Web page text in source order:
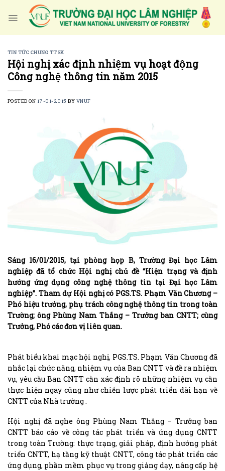
TIN TỨC CHUNG TTSK
Hội nghị xác định nhiệm vụ hoạt động
Công nghệ thông tin năm 2015
POSTED ON 17-01-2015 BY VNUF
Sáng 16/01/2015, tại phòng họp B, Trường Đại học Lâm
nghiệp đã tổ chức Hội nghị chủ đề “Hiện trạng và định
hướng ứng dụng công nghệ thông tin tại Đại học Lâm
nghiệp”. Tham dự Hội nghị có PGS.TS. Phạm Văn Chương –
Phó hiệu trưởng, phụ trách công nghệ thông tin trong toàn
Trường; ông Phùng Nam Thắng – Trưởng ban CNTT; cùng
Trưởng, Phó các đơn vị liên quan.
Phát biểu khai mạc hội nghị, PGS.TS. Phạm Văn Chương đã
nhắc lại chức năng, nhiệm vụ của Ban CNTT và đề ra nhiệm
vụ, yêu cầu Ban CNTT cần xác định rõ những nhiệm vụ cần
thực hiện ngay cũng như chiến lược phát triển dài hạn về
CNTT của Nhà trường .
Hội nghị đã nghe ông Phùng Nam Thắng – Trưởng ban
CNTT báo cáo về công tác phát triển và ứng dụng CNTT
trong toàn Trường: thực trạng, giải pháp, định hướng phát
triển CNTT, hạ tầng kỹ thuật CNTT, công tác phát triển các
ứng dụng, phần mềm phục vụ trong giảng dạy, nâng cấp hệ